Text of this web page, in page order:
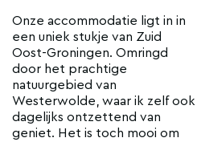
Onze accommodatie ligt in in
een uniek stukje van Zuid
Oost-Groningen. Omringd
door het prachtige
natuurgebied van
Westerwolde, waar ik zelf ook
dagelijks ontzettend van
geniet. Het is toch mooi om